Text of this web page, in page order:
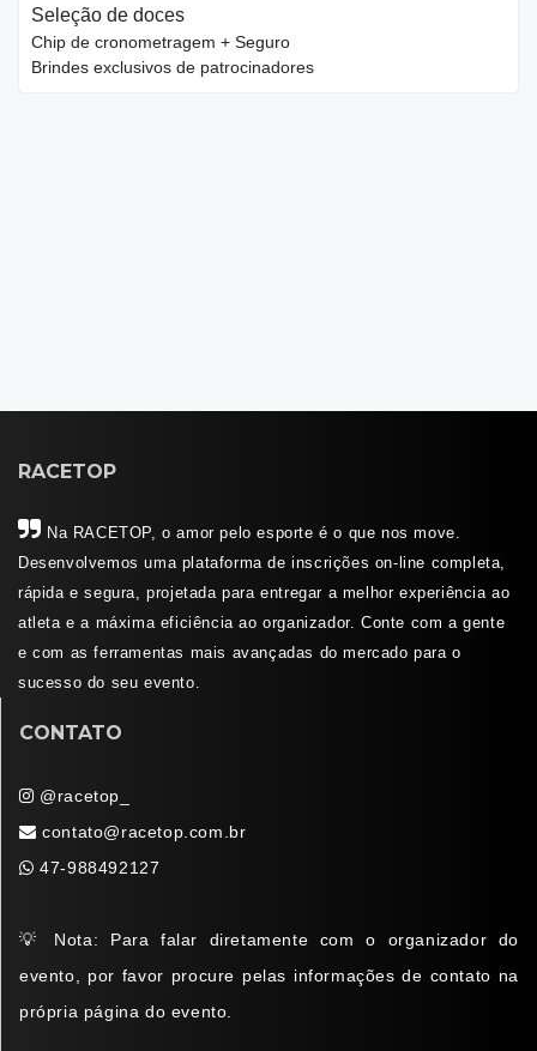
Seleção de doces
Chip de cronometragem + Seguro
Brindes exclusivos de patrocinadores
RACETOP
Na RACETOP, o amor pelo esporte é o que nos move.
Desenvolvemos uma plataforma de inscrições on-line completa,
rápida e segura, projetada para entregar a melhor experiência ao
atleta e a máxima eficiência ao organizador. Conte com a gente
e com as ferramentas mais avançadas do mercado para o
sucesso do seu evento.
CONTATO
@racetop_
contato@racetop.com.br
47-988492127
💡 Nota: Para falar diretamente com o organizador do
evento, por favor procure pelas informações de contato na
própria página do evento.